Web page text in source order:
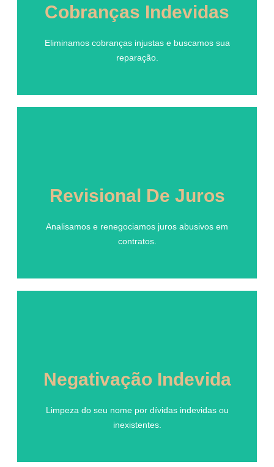
Cobranças Indevidas
Eliminamos cobranças injustas e buscamos sua
reparação.
Eliminamos cobranças injustas e buscamos sua
Revisional De Juros
Analisamos e renegociamos juros abusivos em
contratos.
Analisamos e renegociamos juros abusivos em
Negativação Indevida
Limpeza do seu nome por dívidas indevidas ou
inexistentes.
Limpeza do seu nome por dívidas indevidas ou